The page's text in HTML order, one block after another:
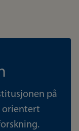
på
orientert